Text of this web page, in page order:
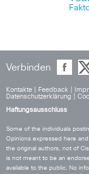
Verbinden
Kontakte Feedback
Datenschutzerklärung
Haftungsausschluss
Some of the individuals
Opinions expressed here
the original authors, not of
is not meant to be an
available to the public. No